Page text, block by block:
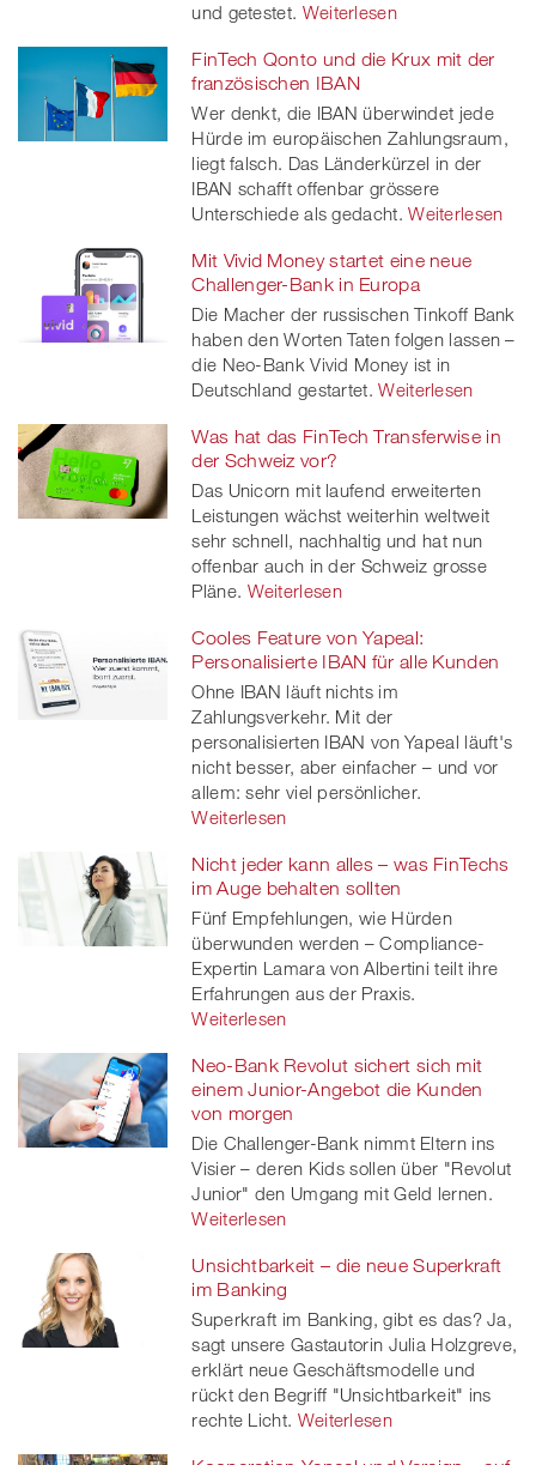
und getestet. Weiterlesen
FinTech Qonto und die Krux mit der
französischen IBAN
Wer denkt, die IBAN überwindet jede
Hürde im europäischen Zahlungsraum,
liegt falsch. Das Länderkürzel in der
IBAN schafft offenbar grössere
Unterschiede als gedacht. Weiterlesen
Mit Vivid Money startet eine neue
Challenger-Bank in Europa
Die Macher der russischen Tinkoff Bank
haben den Worten Taten folgen lassen –
die Neo-Bank Vivid Money ist in
Deutschland gestartet. Weiterlesen
Was hat das FinTech Transferwise in
der Schweiz vor?
Das Unicorn mit laufend erweiterten
Leistungen wächst weiterhin weltweit
sehr schnell, nachhaltig und hat nun
offenbar auch in der Schweiz grosse
Pläne. Weiterlesen
Cooles Feature von Yapeal:
Personalisierte IBAN für alle Kunden
Ohne IBAN läuft nichts im
Zahlungsverkehr. Mit der
personalisierten IBAN von Yapeal läuft's
nicht besser, aber einfacher – und vor
allem: sehr viel persönlicher.
Weiterlesen
Nicht jeder kann alles – was FinTechs
im Auge behalten sollten
Fünf Empfehlungen, wie Hürden
überwunden werden – Compliance-
Expertin Lamara von Albertini teilt ihre
Erfahrungen aus der Praxis.
Weiterlesen
Neo-Bank Revolut sichert sich mit
einem Junior-Angebot die Kunden
von morgen
Die Challenger-Bank nimmt Eltern ins
Visier – deren Kids sollen über "Revolut
Junior" den Umgang mit Geld lernen.
Weiterlesen
Unsichtbarkeit – die neue Superkraft
im Banking
Superkraft im Banking, gibt es das? Ja,
sagt unsere Gastautorin Julia Holzgreve,
erklärt neue Geschäftsmodelle und
rückt den Begriff "Unsichtbarkeit" ins
rechte Licht. Weiterlesen